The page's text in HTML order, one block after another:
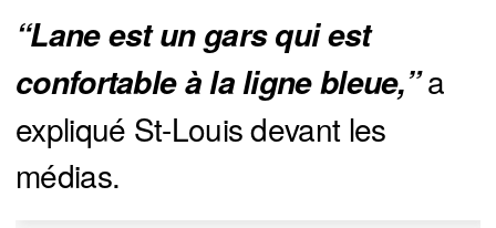
“Lane est un gars qui est
confortable à la ligne bleue,”a
expliqué St-Louis devant les
médias.